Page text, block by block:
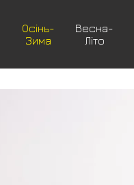
Осінь-
Зима
Весна-
Літо